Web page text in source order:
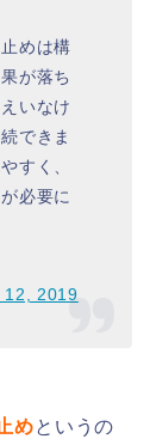
めは構
が落ち
いなけ
できま
すく、
必要に
12, 2019
めというの